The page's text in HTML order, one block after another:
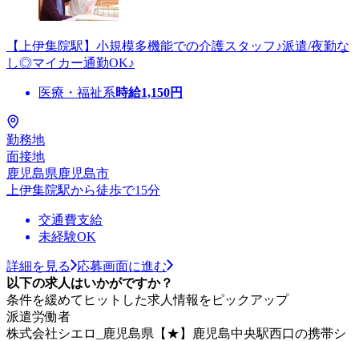
【上伊集院駅】小規模多機能での介護スタッフ♪派遣/夜勤な
し◎マイカー通勤OK♪
医療・福祉系時給1,150円
勤務地
面接地
鹿児島県鹿児島市
上伊集院駅から徒歩で15分
交通費支給
未経験OK
詳細を見る
応募画面に進む
以下の求人はいかがですか？
条件を緩めてヒットした求人情報をピックアップ
派遣労働者
株式会社シエロ_鹿児島県【★】鹿児島中央駅西口の携帯シ